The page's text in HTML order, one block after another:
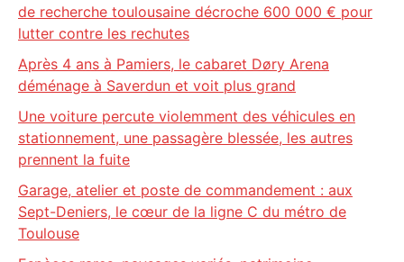
de recherche toulousaine décroche 600 000 € pour
lutter contre les rechutes
Après 4 ans à Pamiers, le cabaret Døry Arena
déménage à Saverdun et voit plus grand
Une voiture percute violemment des véhicules en
stationnement, une passagère blessée, les autres
prennent la fuite
Garage, atelier et poste de commandement : aux
Sept-Deniers, le cœur de la ligne C du métro de
Toulouse